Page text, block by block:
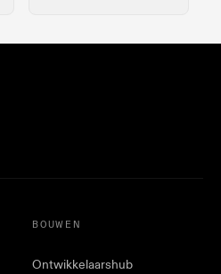
BOUWEN
Ontwikkelaarshub